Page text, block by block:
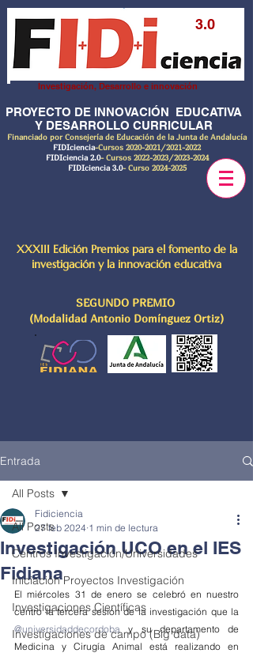
3.0
Investigación, Desarrollo e innovación
PROYECTO DE INNOVACIÓN EDUCATIVA
Y DESARROLLO CURRICULAR
Financiado por Consejería de Educación de la Junta de Andalucía
FIDIciencia-Cursos 2020-2021 /2021-2022
FIDIciencia 2.0- Cursos 2022-2023/2023-2024
FIDIciencia 3.0- Curso 2024-2025
XXXIII Edición Premios para el fomento de la
investigación y la innovación educativa
SEGUNDO PREMIO
(Modalidad Antonio Domínguez Ortiz)
Entrada
All Posts
Centros Investigación/Universidades
Iniciación Proyectos Investigación
Investigaciones Científicas
Investigaciones de campo (Big data)
All Posts
Investigación UCO en el IES
Fidiana
Fidiciencia
27 feb 2024 1 min de lectura
El miércoles 31 de enero se celebró en nuestro
@universidaddecordoba y su departamento de
Medicina y Cirugía Animal está realizando en